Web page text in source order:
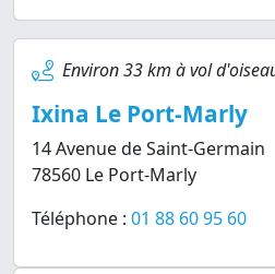
Environ 33 km à vol
Ixina Le Port-Marly
14 Avenue de Saint-Germain
78560 Le Port-Marly
Téléphone : 01 88 60 95 60